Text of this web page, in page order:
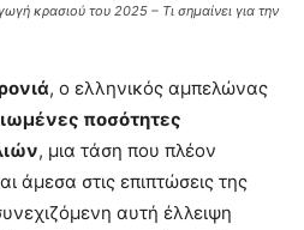
κρασιού του 2025 – Τι σημαίνει για την
, ο ελληνικός αμπελώνας
ποσότητες
, μια τάση που πλέον
άμεσα στις επιπτώσεις της
αυτή έλλειψη